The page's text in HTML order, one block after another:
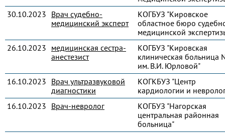
30.10.2023 Врач судебно-
медицинский эксперт
КОГБУЗ "Кировское
областное бюро
медицинской
26.10.2023 медицинская сестра-
анестезист
КОГБУЗ "Кировская
клиническая больница
им. В.И. Юрловой"
16.10.2023 Врач ультразвуковой
диагностики
КОГКБУЗ "Центр
кардиологии и
16.10.2023 Врач-невролог
КОГБУЗ "Нагорская
центральная районная
больница"